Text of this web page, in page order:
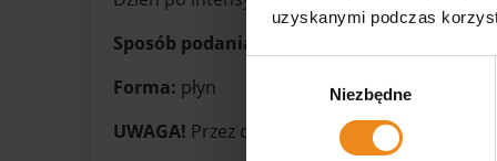
uzyskanymi podczas
Niezbędne
Sposób podania:
Forma: płyn
UWAGA! Przez cały czas koń powinien mieć